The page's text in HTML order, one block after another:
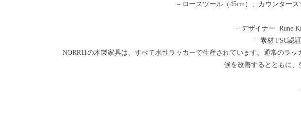
– ロースツール（45cm）、カウンター
– デザイナー Rune
– 素材 FSC認
NORR11の木製家具は、すべて水性ラッカーで生産されています。通常のラ
候を改善するとともに、